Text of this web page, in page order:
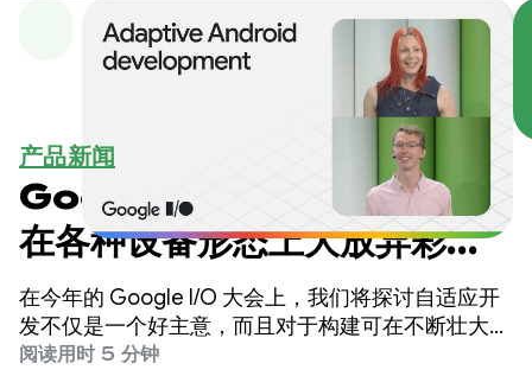
产品新闻
Google I/O 2025：构建可
在各种设备形态上大放异彩的
自适应 Android 应用
在今年的 Google I/O 大会上，我们将探讨自适应开
发不仅是一个好主意，而且对于构建可在不断壮大的
Android 设备生态系统中大放异彩的应用至关重要。
阅读用时 5 分钟